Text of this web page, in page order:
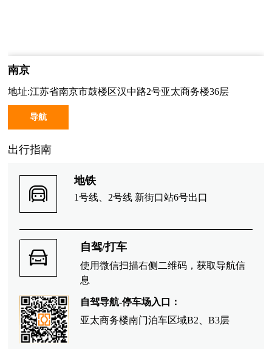
南京
地址:江苏省南京市鼓楼区汉中路2号亚太商务楼36层
导航
出行指南
地铁
1号线、2号线 新街口站6号出口
自驾/打车
使用微信扫描右侧二维码，获取导航信
息
自驾导航-停车场入口：
亚太商务楼南门泊车区域B2、B3层